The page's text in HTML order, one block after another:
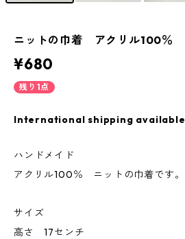
ニットの巾着 アクリル100％
¥680
残り1点
International shipping available
ハンドメイド
アクリル100％ ニットの巾着です。
サイズ
高さ 17センチ